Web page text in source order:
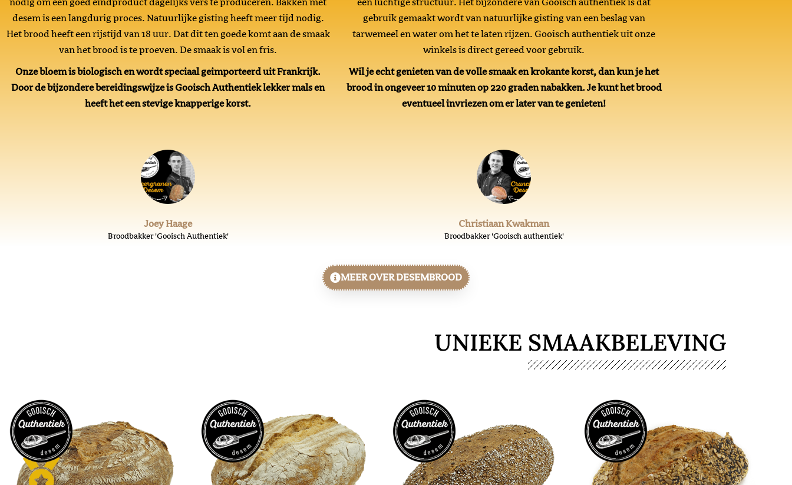
desem is een langdurig proces. Natuurlijke gisting heeft meer tijd nodig.
Het brood heeft een rijstijd van 18 uur. Dat dit ten goede komt aan de smaak
van het brood is te proeven. De smaak is vol en fris.
Onze bloem is biologisch en wordt speciaal geimporteerd uit Frankrijk.
Door de bijzondere bereidingswijze is Gooisch Authentiek lekker mals en
heeft het een stevige knapperige korst.
Joey Haage
Broodbakker 'Gooisch Authentiek'
gebruik gemaakt wordt van natuurlijke gisting van een beslag van
tarwemeel en water om het te laten rijzen. Gooisch authentiek uit onze
winkels is direct gereed voor gebruik.
Wil je echt genieten van de volle smaak en krokante korst, dan kun je het
brood in ongeveer 10 minuten op 220 graden nabakken. Je kunt het brood
eventueel invriezen om er later van te genieten!
Christiaan Kwakman
Broodbakker 'Gooisch authentiek'
MEER OVER DESEMBROOD
UNIEKE SMAAKBELEVING